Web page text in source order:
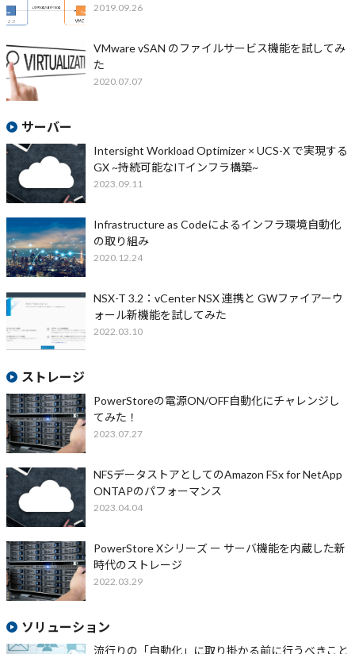
2019.09.26
VMware vSAN のファイルサービス機能を試してみ
た
2020.07.07
サーバー
Intersight Workload Optimizer × UCS-X で実現する
GX ~持続可能なITインフラ構築~
2023.09.11
Infrastructure as Codeによるインフラ環境自動化
の取り組み
2020.12.24
NSX-T 3.2：vCenter NSX 連携と GWファイアーウ
ォール新機能を試してみた
2022.03.10
ストレージ
PowerStoreの電源ON/OFF自動化にチャレンジし
てみた！
2023.07.27
NFSデータストアとしてのAmazon FSx for NetApp
ONTAPのパフォーマンス
2023.04.04
PowerStore Xシリーズ ー サーバ機能を内蔵した新
時代のストレージ
2022.03.29
ソリューション
流行りの「自動化」に取り掛かる前に行うべきこと